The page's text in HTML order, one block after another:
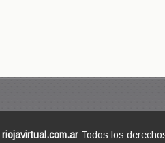
riojavirtual.com.ar Todos los